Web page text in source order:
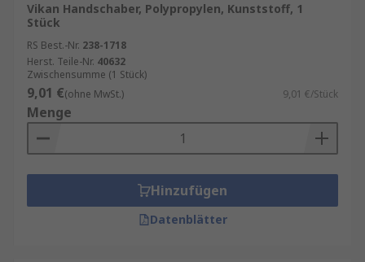
Vikan Handschaber, Polypropylen, Kunststoff, 1
Stück
RS Best.-Nr. 238-1718
Herst. Teile-Nr. 40632
Zwischensumme (1 Stück)
9,01 €(ohne MwSt.) 9,01 €/Stück
Menge
Hinzufügen
Datenblätter